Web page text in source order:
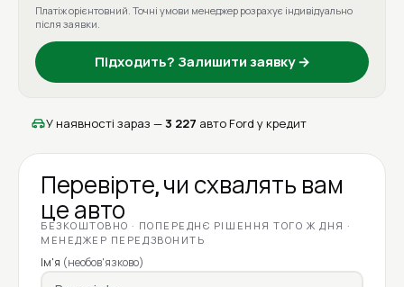
Платіж орієнтовний. Точні умови менеджер розрахує індивідуально
після заявки.
Підходить? Залишити заявку →
У наявності зараз — 3 227 авто Ford у кредит
Перевірте, чи схвалять вам
це авто
БЕЗКОШТОВНО · ПОПЕРЕДНЄ РІШЕННЯ ТОГО Ж ДНЯ ·
МЕНЕДЖЕР ПЕРЕДЗВОНИТЬ
Ім'я (необов'язково)